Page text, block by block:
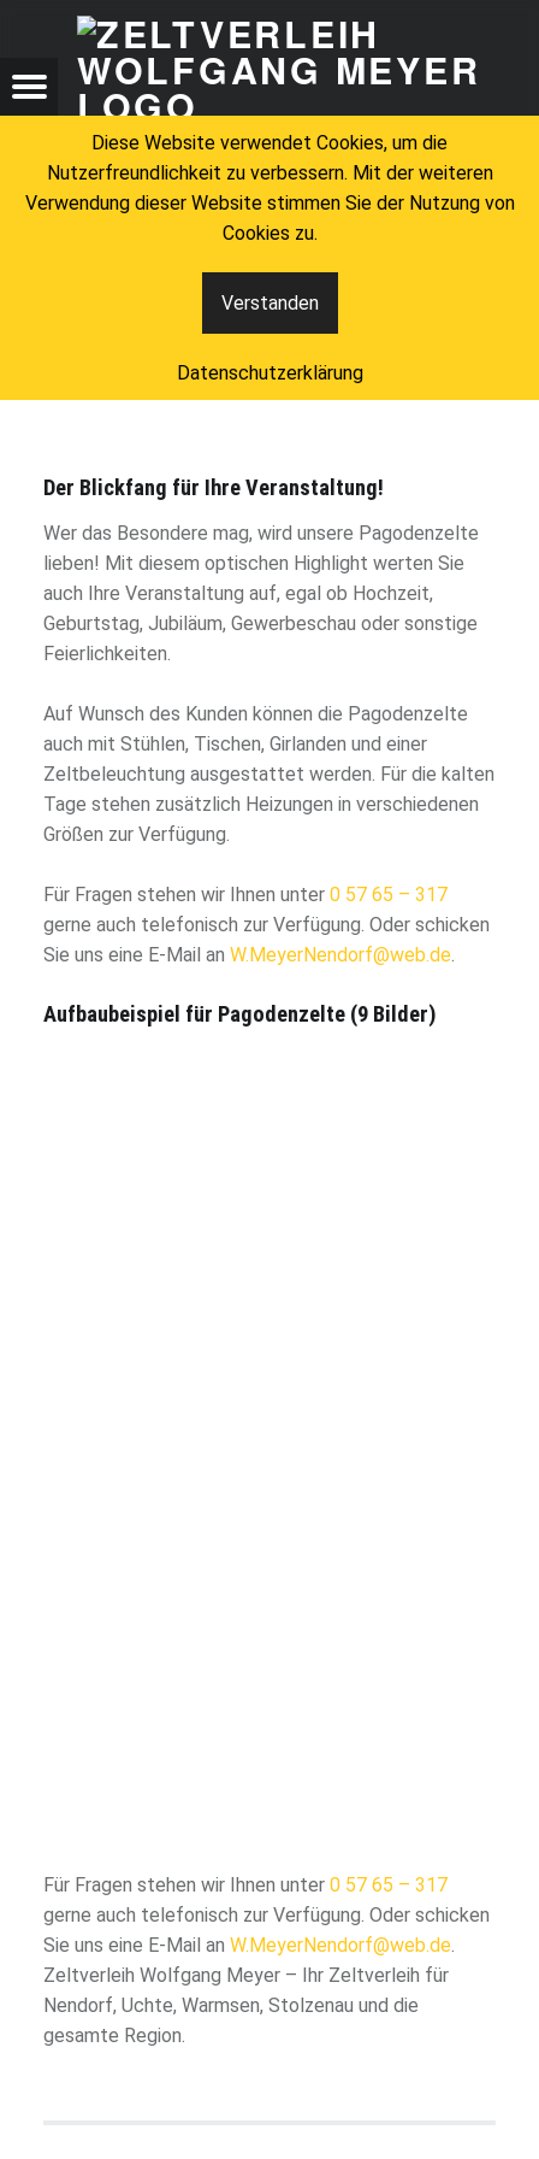
PAGODENZELTE – ZELTVERLEIH WOLFGANG MEYER
ZELTVERLEIH WOLFGANG MEYER
Menu
navigation
Pagodenzelte
Der Blickfang für Ihre Veranstaltung!
Wer das Besondere mag, wird unsere Pagodenzelte
lieben! Mit diesem optischen Highlight werten Sie
auch Ihre Veranstaltung auf, egal ob Hochzeit,
Geburtstag, Jubiläum, Gewerbeschau oder sonstige
Feierlichkeiten.
Auf Wunsch des Kunden können die Pagodenzelte
auch mit Stühlen, Tischen, Girlanden und einer
Zeltbeleuchtung ausgestattet werden. Für die kalten
Tage stehen zusätzlich Heizungen in verschiedenen
Größen zur Verfügung.
Für Fragen stehen wir Ihnen unter 0 57 65 – 317
gerne auch telefonisch zur Verfügung. Oder schicken
Sie uns eine E-Mail an W.MeyerNendorf@web.de.
Aufbaubeispiel für Pagodenzelte (9 Bilder)
Für Fragen stehen wir Ihnen unter 0 57 65 – 317
gerne auch telefonisch zur Verfügung. Oder schicken
Sie uns eine E-Mail an W.MeyerNendorf@web.de.
Zeltverleih Wolfgang Meyer – Ihr Zeltverleih für
Nendorf, Uchte, Warmsen, Stolzenau und die
gesamte Region.
Diese Website verwendet Cookies, um die
Nutzerfreundlichkeit zu verbessern. Mit der weiteren
Verwendung dieser Website stimmen Sie der Nutzung von
Cookies zu.
Verstanden
Datenschutzerklärung